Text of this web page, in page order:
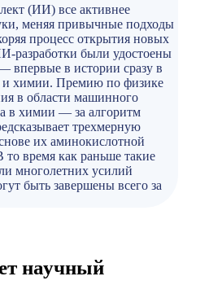
(ИИ) все активнее
меняя привычные подходы
процесс открытия новых
разработки были удостоены
впервые в истории сразу в
и химии. Премию по физике
в области машинного
в химии — за алгоритм
трехмерную
их аминокислотной
то время как раньше такие
многолетних усилий
быть завершены всего за
научный